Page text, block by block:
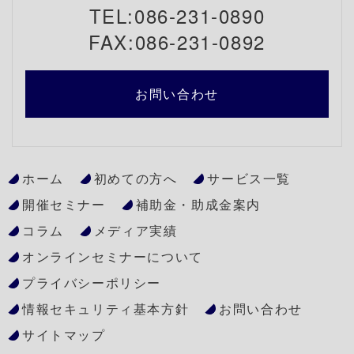
TEL:086-231-0890
FAX:086-231-0892
お問い合わせ
ホーム 初めての方へ
サービス一覧
開催セミナー
補助金・助成金案内
コラム
メディア実績
オンラインセミナーについて
プライバシーポリシー
情報セキュリティ基本方針
お問い合わせ
サイトマップ